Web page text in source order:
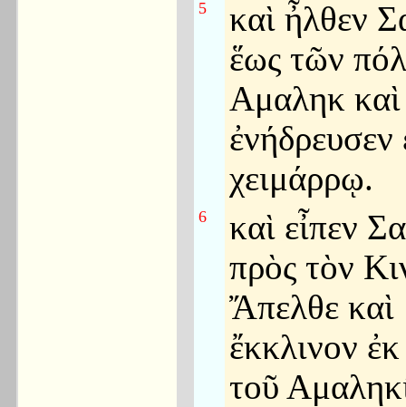
5
καὶ ἦλθεν
ἕως τῶν
Αμαληκ καὶ
ἐνήδρευσεν
χειμάρρῳ.
6
καὶ εἶπεν
πρὸς τὸν
Ἄπελθε καὶ
ἔκκλινον
τοῦ